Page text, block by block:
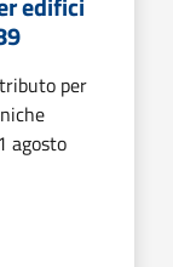
per
agosto